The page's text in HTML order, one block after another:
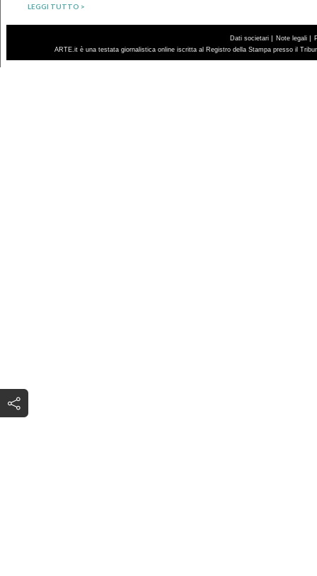
LEGGI TUTTO >
Dati societari | Note legali |
ARTE.it è una testata giornalistica online iscritta al Registro della Stampa presso il